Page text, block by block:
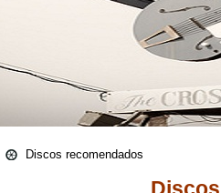
Discos recomendados